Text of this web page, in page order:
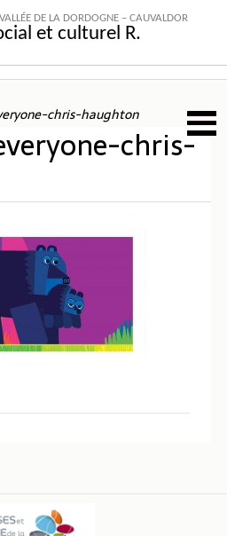
DE LA DORDOGNE – CAUVALDOR
et culturel R.
chris-haughton
chris-